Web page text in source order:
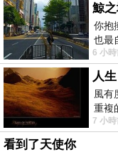
鯨
你抱
也最
幸福
6 小
人
風有
重複
所以
7 小
看到了天使你